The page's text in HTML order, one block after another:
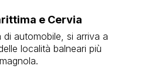
e Cervia
di automobile, si arriva a
località balneari più